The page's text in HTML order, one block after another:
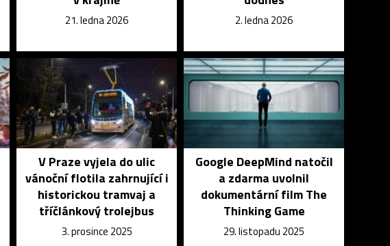
21. ledna 2026 2. ledna 2026
V Praze vyjela do ulic
vánoční flotila zahrnující i
historickou tramvaj a
tříčlánkový trolejbus
3. prosince 2025
Google DeepMind natočil
a zdarma uvolnil
dokumentární film The
Thinking Game
29. listopadu 2025